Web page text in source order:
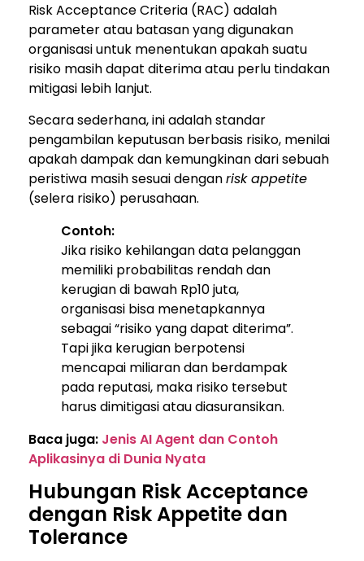
Risk Acceptance Criteria (RAC) adalah
parameter atau batasan yang digunakan
organisasi untuk menentukan apakah suatu
risiko masih dapat diterima atau perlu tindakan
mitigasi lebih lanjut.
Secara sederhana, ini adalah standar
pengambilan keputusan berbasis risiko, menilai
apakah dampak dan kemungkinan dari sebuah
peristiwa masih sesuai denganrisk appetite
(selera risiko) perusahaan.
Contoh:
Jika risiko kehilangan data pelanggan
memiliki probabilitas rendah dan
kerugian di bawah Rp10 juta,
organisasi bisa menetapkannya
sebagai “risiko yang dapat diterima”.
Tapi jika kerugian berpotensi
mencapai miliaran dan berdampak
pada reputasi, maka risiko tersebut
harus dimitigasi atau diasuransikan.
Baca juga: Jenis AI Agent dan Contoh
Aplikasinya di Dunia Nyata
Hubungan Risk Acceptance
dengan Risk Appetite dan
Tolerance